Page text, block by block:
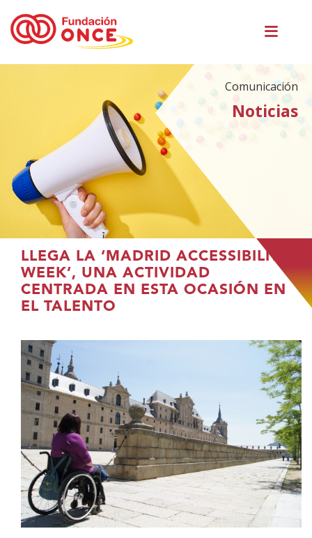
principal
Comunicación
Noticias
encuentras
LLEGA LA ‘MADRID ACCESSIBILITY
WEEK’, UNA ACTIVIDAD
CENTRADA EN ESTA OCASIÓN EN
EL TALENTO